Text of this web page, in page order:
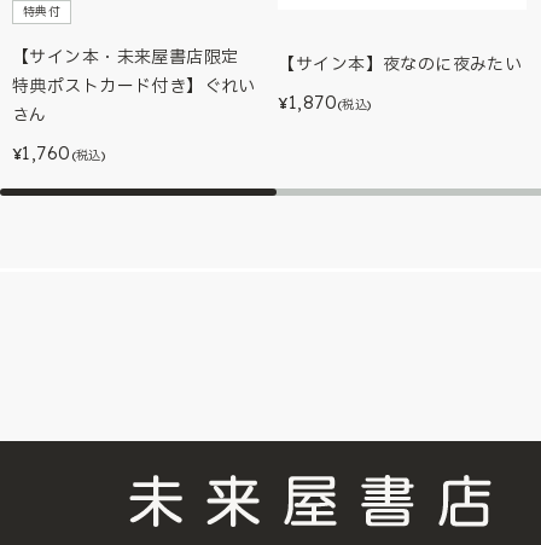
特典付
【サイン本・未来屋書店限定
特典ポストカード付き】ぐれい
さん
¥1,760 (税込)
【サイン本】夜なのに夜みたい
¥1,870(税込)